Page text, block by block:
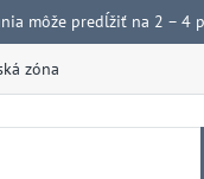
môže predĺžiť na 2 –
zóna